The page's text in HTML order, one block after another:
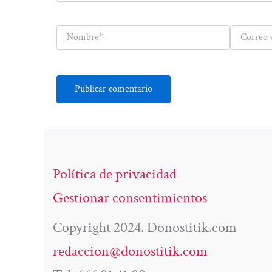
Nombre*
Correo
electrónico*
Política de privacidad
Gestionar consentimientos
Copyright 2024. Donostitik.com
redaccion@donostitik.com